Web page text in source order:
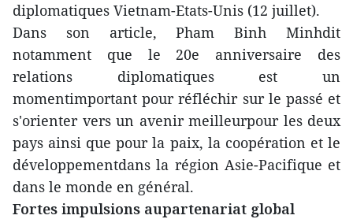
diplomatiques Vietnam-Etats-Unis (12 juillet).
Dans son article, Pham Binh Minhdit
notamment que le 20e anniversaire des
relations diplomatiques est un
momentimportant pour réfléchir sur le passé et
s'orienter vers un avenir meilleurpour les deux
pays ainsi que pour la paix, la coopération et le
développementdans la région Asie-Pacifique et
dans le monde en général.
Fortes impulsions aupartenariat global